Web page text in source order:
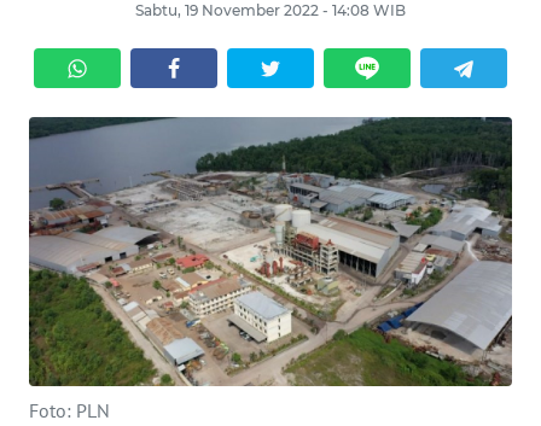
Sabtu, 19 November 2022 - 14:08 WIB
Foto: PLN
PERISTIWA
TOKOH
Informasi
INDEKS
BERITA
KONTAK
KAMI
INFO